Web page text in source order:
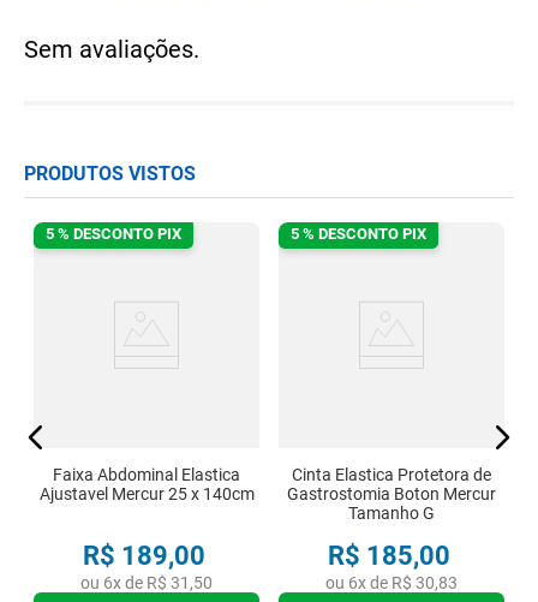
Sem avaliações.
PRODUTOS VISTOS
5 % DESCONTO PIX
Faixa Abdominal Elastica
Ajustavel Mercur 25 x 140cm
R$ 189,00
ou 6x de R$ 31 ,50
5 % DESCONTO PIX
Cinta Elastica Protetora de
Gastrostomia Boton Mercur
Tamanho G
R$ 185,00
ou 6x de R$ 30,83